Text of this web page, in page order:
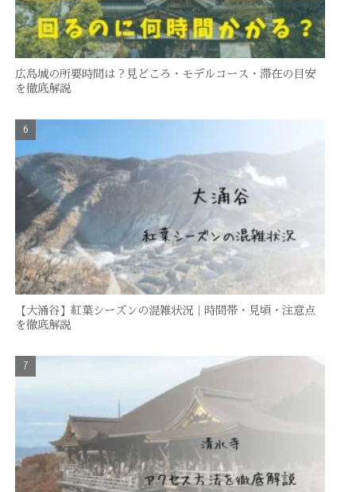
広島城の所要時間は？見どころ・モデルコース・滞在の目安
を徹底解説
【大涌谷】紅葉シーズンの混雑状況｜時間帯・見頃・注意点
を徹底解説